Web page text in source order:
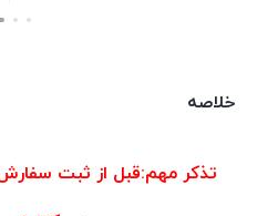
خلاصه
تذکر مهم:قبل از ثبت